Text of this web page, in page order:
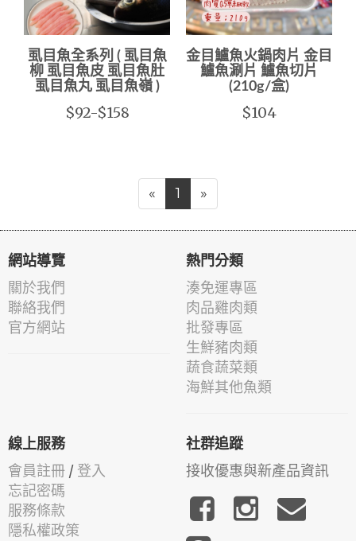
虱目魚全系列 ( 虱目魚
柳 虱目魚皮 虱目魚肚
虱目魚丸 虱目魚嶺 )
$92-$158
金目鱸魚火鍋肉片 金目
鱸魚涮片 鱸魚切片
(210g/盒)
$104
« 1 »
網站導覽
關於我們
聯絡我們
官方網站
熱門分類
湊免運專區
肉品雞肉類
批發專區
生鮮豬肉類
蔬食蔬菜類
海鮮其他魚類
線上服務
會員註冊 / 登入
忘記密碼
服務條款
隱私權政策
社群追蹤
接收優惠與新產品資訊